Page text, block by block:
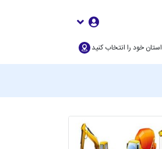
استان خود را انتخاب کنید